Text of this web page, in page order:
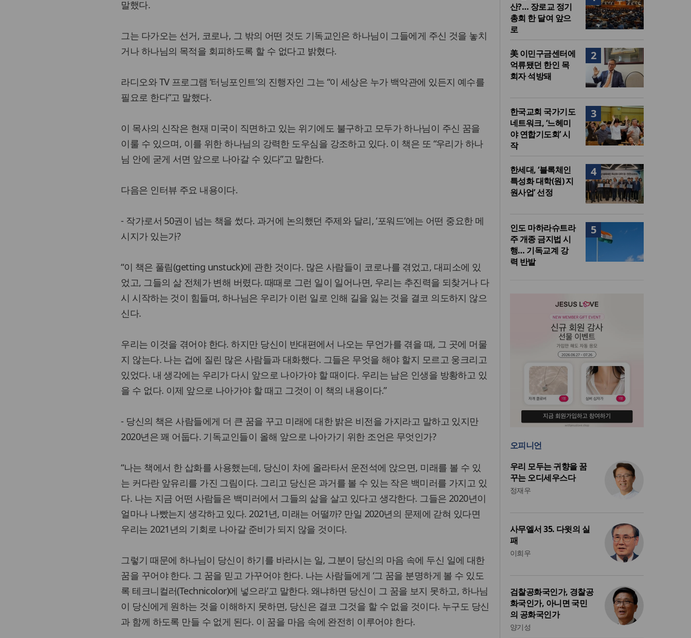
말했다.
그는 다가오는 선거, 코로나, 그 밖의 어떤 것도 기독교인은 하나님이 그들에게 주신 것을 놓치
거나 하나님의 목적을 회피하도록 할 수 없다고 밝혔다.
라디오와 TV 프로그램 ‘터닝포인트’의 진행자인 그는 “이 세상은 누가 백악관에 있든지 예수를
필요로 한다”고 말했다.
이 목사의 신작은 현재 미국이 직면하고 있는 위기에도 불구하고 모두가 하나님이 주신 꿈을
이룰 수 있으며, 이를 위한 하나님의 강력한 도우심을 강조하고 있다. 이 책은 또 “우리가 하나
님 안에 굳게 서면 앞으로 나아갈 수 있다”고 말한다.
다음은 인터뷰 주요 내용이다.
- 작가로서 50권이 넘는 책을 썼다. 과거에 논의했던 주제와 달리, ‘포워드’에는 어떤 중요한 메
시지가 있는가?
“이 책은 풀림(getting unstuck)에 관한 것이다. 많은 사람들이 코로나를 겪었고, 대피소에 있
었고, 그들의 삶 전체가 변해 버렸다. 때때로 그런 일이 일어나면, 우리는 추진력을 되찾거나 다
시 시작하는 것이 힘들며, 하나님은 우리가 이런 일로 인해 길을 잃는 것을 결코 의도하지 않으
신다.
우리는 이것을 겪어야 한다. 하지만 당신이 반대편에서 나오는 무언가를 겪을 때, 그 곳에 머물
지 않는다. 나는 겁에 질린 많은 사람들과 대화했다. 그들은 무엇을 해야 할지 모르고 웅크리고
있었다. 내 생각에는 우리가 다시 앞으로 나아가야 할 때이다. 우리는 남은 인생을 방황하고 있
을 수 없다. 이제 앞으로 나아가야 할 때고 그것이 이 책의 내용이다.”
- 당신의 책은 사람들에게 더 큰 꿈을 꾸고 미래에 대한 밝은 비전을 가지라고 말하고 있지만
2020년은 꽤 어둡다. 기독교인들이 올해 앞으로 나아가기 위한 조언은 무엇인가?
“나는 책에서 한 삽화를 사용했는데, 당신이 차에 올라타서 운전석에 앉으면, 미래를 볼 수 있
는 커다란 앞유리를 가진 그림이다. 그리고 당신은 과거를 볼 수 있는 작은 백미러를 가지고 있
다. 나는 지금 어떤 사람들은 백미러에서 그들의 삶을 살고 있다고 생각한다. 그들은 2020년이
얼마나 나빴는지 생각하고 있다. 2021년, 미래는 어떨까? 만일 2020년의 문제에 갇혀 있다면
우리는 2021년의 기회로 나아갈 준비가 되지 않을 것이다.
그렇기 때문에 하나님이 당신이 하기를 바라시는 일, 그분이 당신의 마음 속에 두신 일에 대한
꿈을 꾸어야 한다. 그 꿈을 믿고 가꾸어야 한다. 나는 사람들에게 ‘그 꿈을 분명하게 볼 수 있도
록 테크니컬러(Technicolor)에 넣으라’고 말한다. 왜냐하면 당신이 그 꿈을 보지 못하고, 하나님
이 당신에게 원하는 것을 이해하지 못하면, 당신은 결코 그것을 할 수 없을 것이다. 누구도 당신
과 함께 하도록 만들 수 없게 된다. 이 꿈을 마음 속에 완전히 이루어야 한다.
산?… 장로교 정기
총회 한 달여 앞으
로
2
美 이민구금센터에
억류됐던 한인 목
회자 석방돼
3
한국교회 국가기도
네트워크, ‘느헤미
야 연합기도회’ 시
작
4
한세대, ‘블록체인
특성화 대학(원) 지
원사업’ 선정
5
인도 마하라슈트라
주 개종 금지법 시
행… 기독교계 강
력 반발
오피니언
우리 모두는 귀향을 꿈
꾸는 오디세우스다
정재우
사무엘서 35. 다윗의 실
패
이희우
검찰공화국인가, 경찰공
화국인가, 아니면 국민
의 공화국인가
양기성